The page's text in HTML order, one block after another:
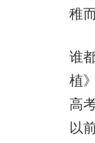
稚
谁
植
高
以